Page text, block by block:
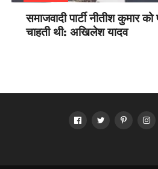
समाजवादी पार्टी नीतीश कुमार
चाहती थी: अखिलेश यादव